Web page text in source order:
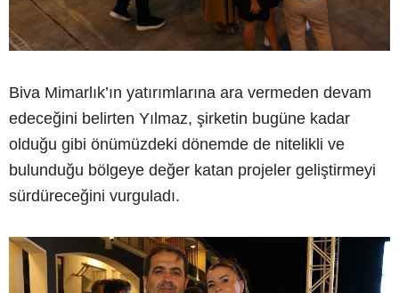
Biva Mimarlık’ın yatırımlarına ara vermeden devam
edeceğini belirten Yılmaz, şirketin bugüne kadar
olduğu gibi önümüzdeki dönemde de nitelikli ve
bulunduğu bölgeye değer katan projeler geliştirmeyi
sürdüreceğini vurguladı.